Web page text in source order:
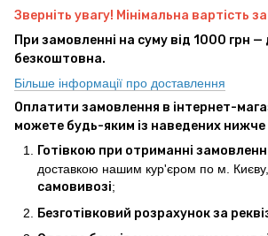
Зверніть увагу! Мінімальна вартість
При замовленні на суму від 1000 грн
безкоштовна.
Більше інформації про доставлення
Оплатити замовлення в інтернет-
можете будь-яким із наведених нижче
Готівкою при отриманні
доставкою нашим кур'єром по м.
самовивозі;
Безготівковий розрахунок за